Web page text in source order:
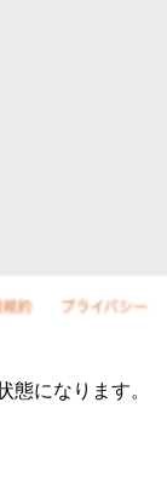
になります。